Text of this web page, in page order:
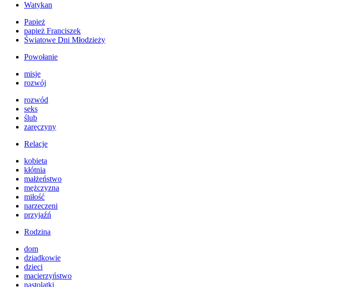
Watykan
Papież
papież Franciszek
Światowe Dni Młodzieży
Powołanie
misje
rozwój
rozwód
seks
ślub
zaręczyny
Relacje
kobieta
kłótnia
małżeństwo
mężczyzna
miłość
narzeczeni
przyjaźń
Rodzina
dom
dziadkowie
dzieci
macierzyństwo
nastolatki